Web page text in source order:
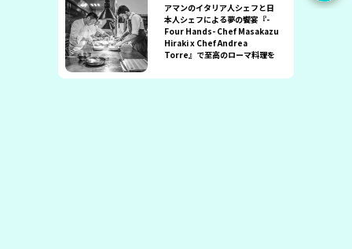
アマンのイタリア人シェフと日
本人シェフによる夢の饗宴『-
Four Hands- Chef Masakazu
Hiraki x Chef Andrea
Torre』で至高のローマ料理を